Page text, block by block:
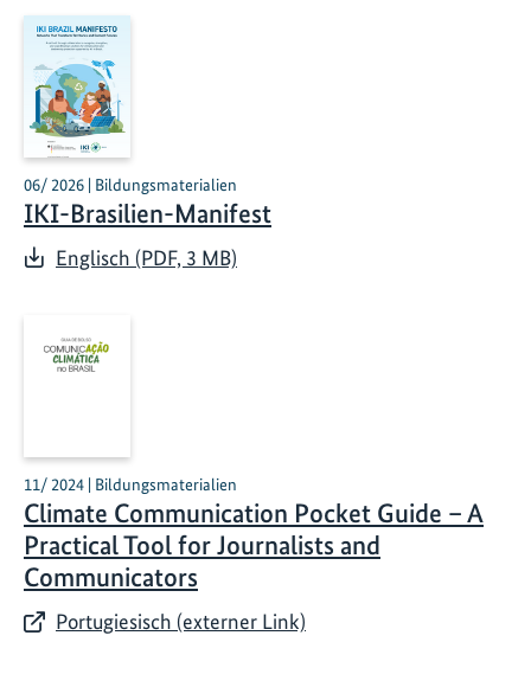
06/ 2026 | Bildungsmaterialien
IKI-Brasilien-Manifest
Englisch (PDF, 3 MB)
11/ 2024 | Bildungsmaterialien
Climate Communication Pocket Guide – A
Practical Tool for Journalists and
Communicators
Portugiesisch (externer Link)